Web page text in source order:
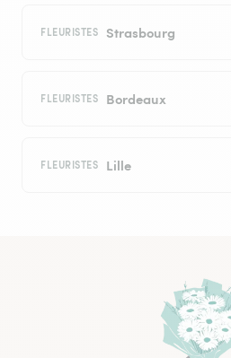
FLEURISTES Strasbourg
FLEURISTES Bordeaux
FLEURISTES Lille